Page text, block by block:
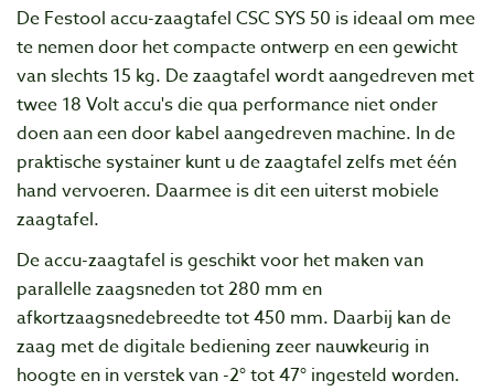
De Festool accu-zaagtafel CSC SYS 50 is ideaal om mee
te nemen door het compacte ontwerp en een gewicht
van slechts 15 kg. De zaagtafel wordt aangedreven met
twee 18 Volt accu's die qua performance niet onder
doen aan een door kabel aangedreven machine. In de
praktische systainer kunt u de zaagtafel zelfs met één
hand vervoeren. Daarmee is dit een uiterst mobiele
zaagtafel.
De accu-zaagtafel is geschikt voor het maken van
parallelle zaagsneden tot 280 mm en
afkortzaagsnedebreedte tot 450 mm. Daarbij kan de
zaag met de digitale bediening zeer nauwkeurig in
hoogte en in verstek van -2° tot 47° ingesteld worden.